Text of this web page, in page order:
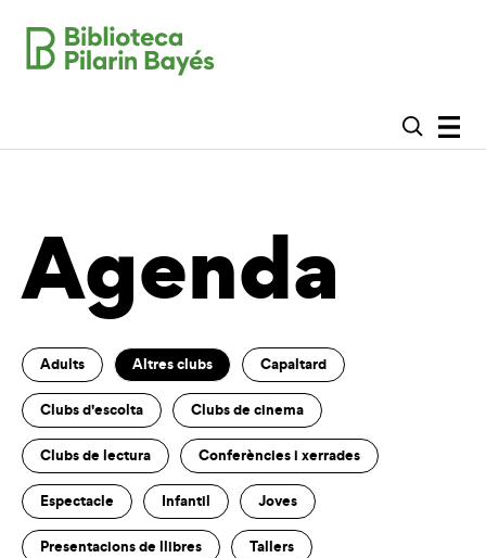
Agenda
Adults Altres clubs Capaltard
Clubs d'escolta Clubs de cinema
Clubs de lectura Conferències i xerrades
Espectacle Infantil Joves
Presentacions de llibres Tallers